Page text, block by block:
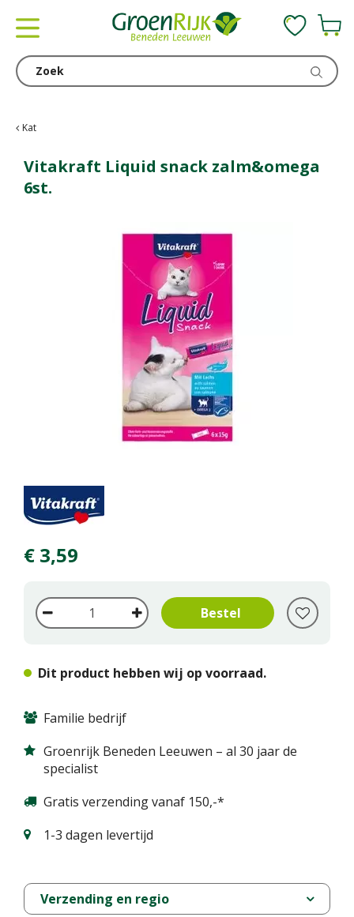
Kat
Vitakraft Liquid snack zalm&omega
6st.
€ 3,59
Dit product hebben wij op voorraad.
Familie bedrijf
Groenrijk Beneden Leeuwen – al 30 jaar de
specialist
Gratis verzending vanaf 150,-*
1-3 dagen levertijd
Verzending en regio